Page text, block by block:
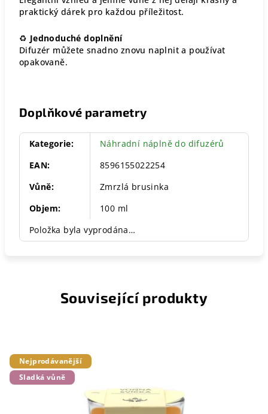
praktický dárek pro každou příležitost.
♻ Jednoduché doplnění
Difuzér můžete snadno znovu naplnit a používat
opakovaně.
Doplňkové parametry
Kategorie:
Náhradní náplně do difuzérů
EAN:
8596155022254
Vůně:
Zmrzlá brusinka
Objem:
100 ml
Položka byla vyprodána…
Související produkty
Nejprodávanější
Sladká vůně